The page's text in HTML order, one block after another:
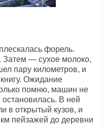
форель.
Затем — сухое молоко,
пару километров, и
Ожидание
помню, машин не
В ней
в открытый кузов, и
пейзажей до деревни